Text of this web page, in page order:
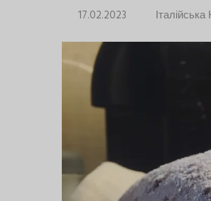
17.02.2023